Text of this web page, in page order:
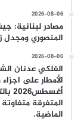
2026-08-06
مصادر لبنانية:
المنصوري ومجدل
2026-08-06
المتفرقة
الماضية.